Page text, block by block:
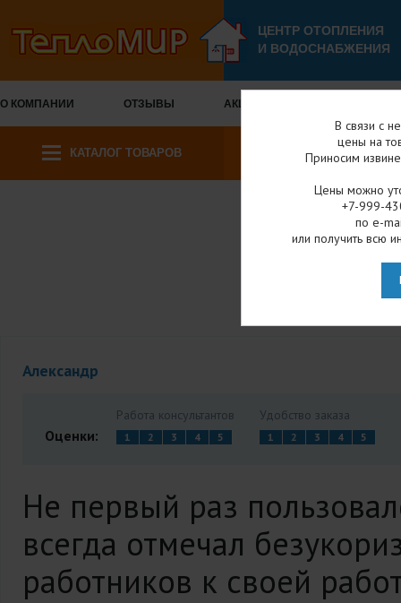
ЦЕНТР ОТОПЛЕНИЯ
И ВОДОСНАБЖЕНИЯ
О КОМПАНИИ ОТЗЫВЫ АКЦИИ И СКИДКИ
КАТАЛОГ ТОВАРОВ
Александр
Оценки:
Работа консультантов
1 2 3 4 5
Удобство заказа
1 2 3 4 5
Не первый раз
всегда отмечал
работников к своей
В связи с
цены на
Приносим
Цены можно
+7-999-
по e-
или получить всю